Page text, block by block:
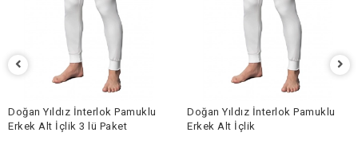
Doğan Yıldız İnterlok Pamuklu
Erkek Alt İçlik 3 lü Paket
Doğan Yıldız İnterlok Pamuklu
Erkek Alt İçlik